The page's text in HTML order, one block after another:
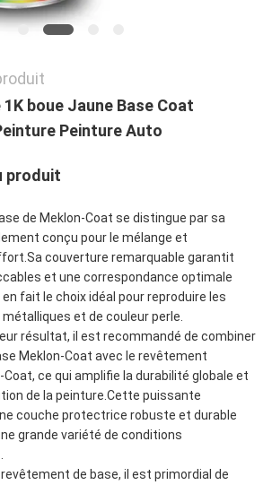
boue Jaune Base Coat
Peinture Auto
produit
de Meklon-Coat se distingue par sa
conçu pour le mélange et
couverture remarquable garantit
et une correspondance optimale
fait le choix idéal pour reproduire les
et de couleur perle.
résultat, il est recommandé de combiner
Meklon-Coat avec le revêtement
ce qui amplifie la durabilité globale et
de la peinture.Cette puissante
couche protectrice robuste et durable
grande variété de conditions
de base, il est primordial de